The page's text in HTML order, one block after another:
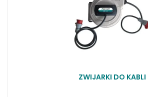
ZWIJARKI DO KABLI